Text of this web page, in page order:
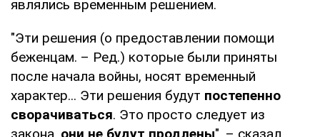
являлись временным решением.
"Эти решения (о предоставлении помощи
беженцам. – Ред.) которые были приняты
после начала войны, носят временный
характер... Эти решения будут постепенно
сворачиваться. Это просто следует из
закона, они не будут продлены", – сказал